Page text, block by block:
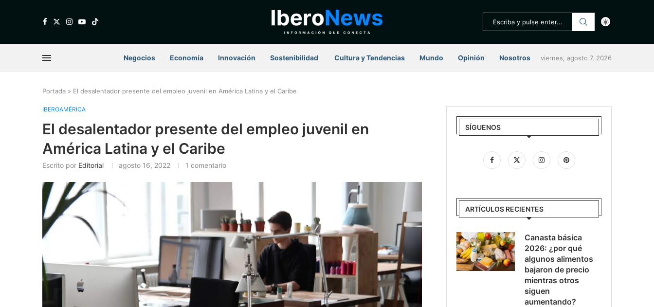
Negocios Economía Innovación Sostenibilidad ⁠ Cultura y Tendencias Mundo Opinión Nosotros viernes, agosto 7, 2026
Portada » El desalentador presente del empleo juvenil en América Latina y el Caribe
IBEROAMÉRICA
El desalentador presente del empleo juvenil en
América Latina y el Caribe
Escrito por Editorial agosto 16, 2022 1 comentario
SÍGUENOS
ARTÍCULOS RECIENTES
Canasta básica
2026: ¿por qué
algunos alimentos
bajaron de precio
mientras otros
siguen
aumentando?